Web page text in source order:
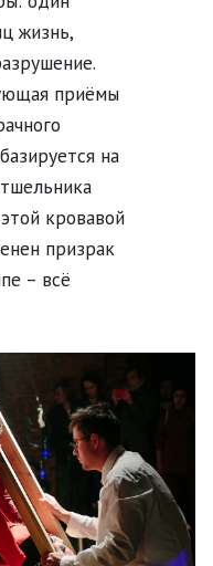
жизнь,
приёмы
на
кровавой
призрак
– всё